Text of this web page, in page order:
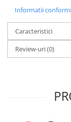
Drept
Legislatie
Fictiune
Actiune si Aventura
Informatii
Caracteristici
Review-uri(0)